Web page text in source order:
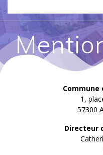
Commune
1,
57300
Directeur